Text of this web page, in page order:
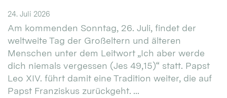
24. Juli 2026
Am kommenden Sonntag, 26. Juli, findet der
weltweite Tag der Großeltern und älteren
Menschen unter dem Leitwort „Ich aber werde
dich niemals vergessen (Jes 49,15)“ statt. Papst
Leo XIV. führt damit eine Tradition weiter, die auf
Papst Franziskus zurückgeht. ...